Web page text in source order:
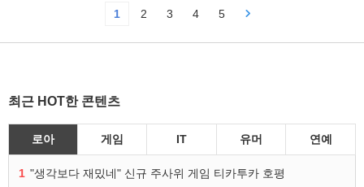
1 2 3 4 5
최근 HOT한 콘텐츠
로아 게임 IT 유머 연예
1 "생각보다 재밌네" 신규 주사위 게임 티카투카 호평